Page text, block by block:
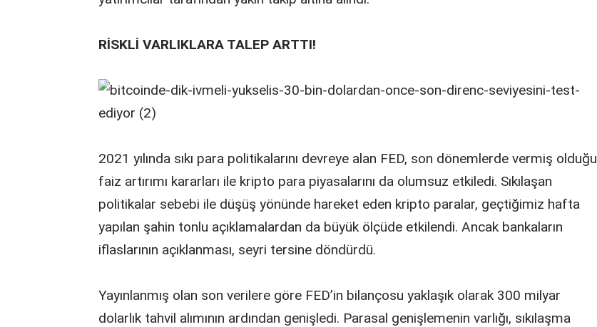
RİSKLİ VARLIKLARA TALEP ARTTI!
2021 yılında sıkı para politikalarını devreye alan FED, son dönemlerde vermiş olduğu
faiz artırımı kararları ile kripto para piyasalarını da olumsuz etkiledi. Sıkılaşan
politikalar sebebi ile düşüş yönünde hareket eden kripto paralar, geçtiğimiz hafta
yapılan şahin tonlu açıklamalardan da büyük ölçüde etkilendi. Ancak bankaların
iflaslarının açıklanması, seyri tersine döndürdü.
Yayınlanmış olan son verilere göre FED’in bilançosu yaklaşık olarak 300 milyar
dolarlık tahvil alımının ardından genişledi. Parasal genişlemenin varlığı, sıkılaşma